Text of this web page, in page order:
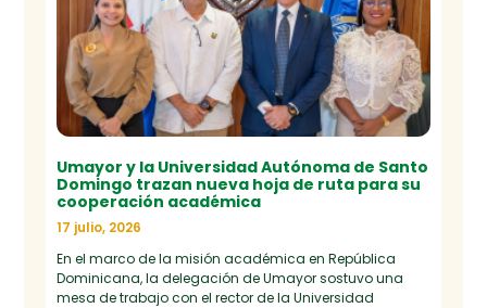
Umayor y la Universidad Autónoma de Santo
Domingo trazan nueva hoja de ruta para su
cooperación académica
17 julio, 2026
En el marco de la misión académica en República
Dominicana, la delegación de Umayor sostuvo una
mesa de trabajo con el rector de la Universidad